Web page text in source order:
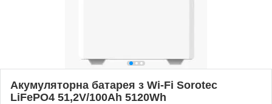
Акумуляторна батарея з Wi-Fi Sorotec
LiFePO4 51,2V/100Ah 5120Wh